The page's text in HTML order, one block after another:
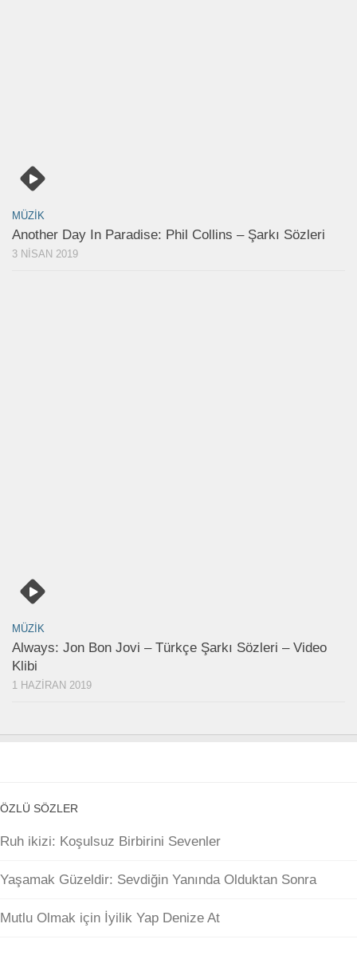
MÜZIK
Another Day In Paradise: Phil Collins – Şarkı Sözleri
3 NISAN 2019
MÜZIK
Always: Jon Bon Jovi – Türkçe Şarkı Sözleri – Video
Klibi
1 HAZIRAN 2019
ÖZLÜ SÖZLER
Ruh ikizi: Koşulsuz Birbirini Sevenler
Yaşamak Güzeldir: Sevdiğin Yanında Olduktan Sonra
Mutlu Olmak için İyilik Yap Denize At